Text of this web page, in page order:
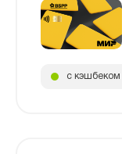
с кэшбеком